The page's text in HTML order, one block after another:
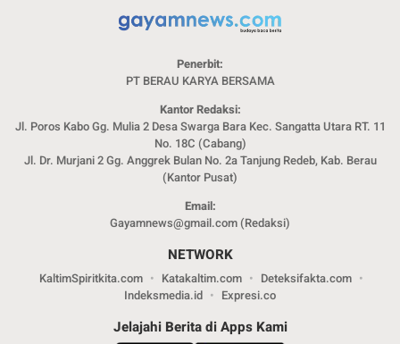
Penerbit:
PT BERAU KARYA BERSAMA
Kantor Redaksi:
Jl. Poros Kabo Gg. Mulia 2 Desa Swarga Bara Kec. Sangatta Utara RT. 11
No. 18C (Cabang)
Jl. Dr. Murjani 2 Gg. Anggrek Bulan No. 2a Tanjung Redeb, Kab. Berau
(Kantor Pusat)
Email:
Gayamnews@gmail.com (Redaksi)
NETWORK
KaltimSpiritkita.com Katakaltim.com
Deteksifakta.com
Indeksmedia.id
Expresi.co
Jelajahi Berita di Apps Kami